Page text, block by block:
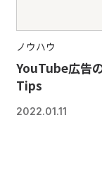
ノウハウ
YouTube広告
Tips
2022.01.11